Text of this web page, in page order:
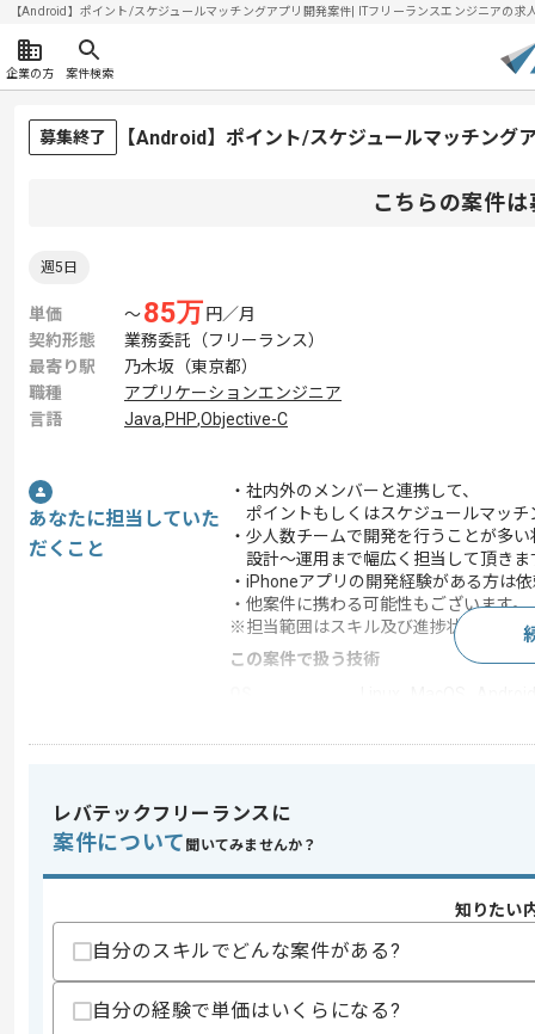
【Android】ポイント/スケジュールマッチングアプリ開発案件| ITフリーランスエンジニアの
企業の方 案件検索
募集終了 【Android】ポイント/スケジュールマッチング
こちらの案件
週5日
単価 〜85万 円／月
契約形態
業務委託（フリーランス）
最寄り駅
乃木坂（東京都）
職種
アプリケーションエンジニア
言語
Java,PHP,Objective-C
あなたに担当していた
だくこと
・社内外のメンバーと連携して、
ポイントもしくはスケジュールマッチ
・少人数チームで開発を行うことが多
設計～運用まで幅広く担当して頂きま
・iPhoneアプリの開発経験がある方は
・他案件に携わる可能性もございます。
※担当範囲はスキル及び進捗状況により
この案件で扱う技術
スキル
・Androidアプリを一人称で開発した経
・Androidアプリ開発の実務経験
・クロスプラットフォーム開発経験
（cocos2d-x、Corona SDK、Titanium
・サーバーサイド側の開発経験
・オブジェクト指向言語での開発経験
レバテックフリーランスに
案件について 聞いてみませんか？
知りたい
自分のスキルでどんな案件がある?
自分の経験で単価はいくらになる?